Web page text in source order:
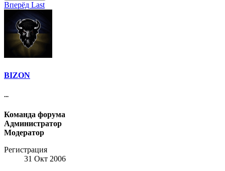
Вперёд Last
BIZON
...
Команда форума
Администратор
Модератор
Регистрация
31 Окт 2006